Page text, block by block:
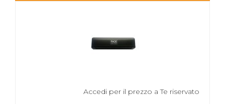
Accedi per il prezzo a Te riservato